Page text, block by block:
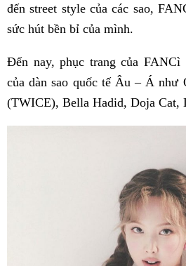
đến street style của các sao,
sức hút bền bỉ của mình.
Đến nay, phục trang của FANCì
của dàn sao quốc tế Âu – Á như
(TWICE), Bella Hadid, Doja